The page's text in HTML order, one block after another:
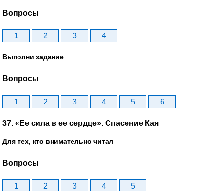
Вопросы
1 2 3 4
Выполни задание
Вопросы
1 2 3 4 5 6
37. «Ее сила в ее сердце». Спасение Кая
Для тех, кто внимательно читал
Вопросы
1 2 3 4 5